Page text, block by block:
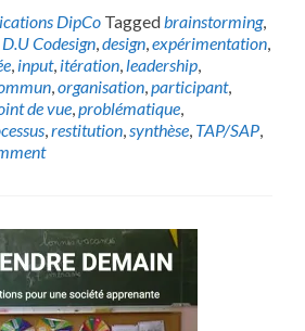
DipCo Taggedbrainstorming,
D.U Codesign,design,expérimentation,
, input, itération, leadership,
,organisation,participant,
de vue,problématique,
,restitution,synthèse, TAP/SAP,